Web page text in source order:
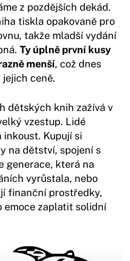
z pozdějších dekád.
tiskla opakovaně pro
takže mladší vydání
Ty úplně první kusy
menší, což dnes
ceně.
dětských knih zažívá v
vzestup. Lidé
inkoust. Kupují si
na dětství, spojení s
generace, která na
vyrůstala, nebo
finanční prostředky,
emoce zaplatit solidní